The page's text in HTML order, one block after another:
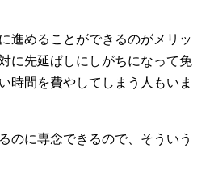
進めることができるのがメリッ
に先延ばしにしがちになって免
時間を費やしてしまう人もいま
のに専念できるので、そういう